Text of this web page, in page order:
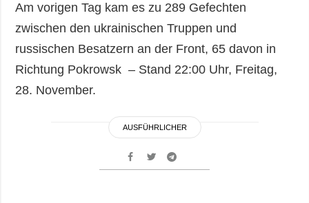
Am vorigen Tag kam es zu 289 Gefechten
zwischen den ukrainischen Truppen und
russischen Besatzern an der Front, 65 davon in
Richtung Pokrowsk – Stand 22:00 Uhr, Freitag,
28. November.
AUSFÜHRLICHER